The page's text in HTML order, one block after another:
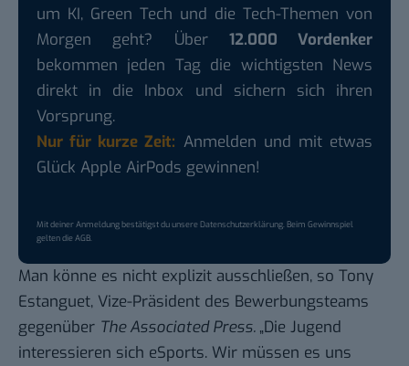
um KI, Green Tech und die Tech-Themen von
Morgen geht? Über 12.000 Vordenker
bekommen jeden Tag die wichtigsten News
direkt in die Inbox und sichern sich ihren
Vorsprung.
Nur für kurze Zeit: Anmelden und mit etwas
Glück Apple AirPods gewinnen!
Mit deiner Anmeldung bestätigst du unsereDatenschutzerklärung. Beim Gewinnspiel
gelten dieAGB.
Man könne es nicht explizit ausschließen, so Tony
Estanguet, Vize-Präsident des Bewerbungsteams
gegenüber The Associated Press. „Die Jugend
interessieren sich eSports. Wir müssen es uns